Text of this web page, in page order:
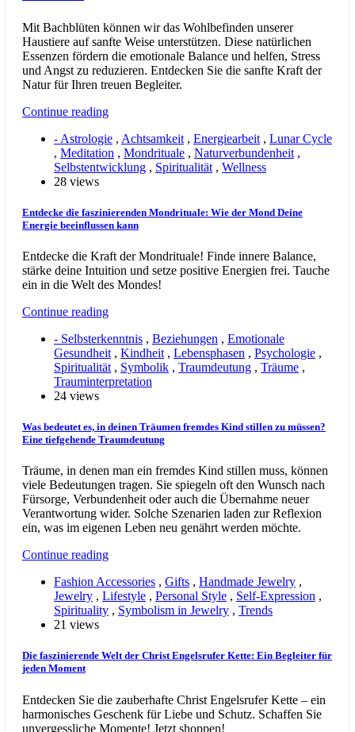
Mit Bachblüten können wir das Wohlbefinden unserer
Haustiere auf sanfte Weise unterstützen. Diese natürlichen
Essenzen fördern die emotionale Balance und helfen, Stress
und Angst zu reduzieren. Entdecken Sie die sanfte Kraft der
Natur für Ihren treuen Begleiter.
Continue reading
- Astrologie , Achtsamkeit , Energiearbeit , Lunar Cycle
, Meditation , Mondrituale , Naturverbundenheit ,
Selbstentwicklung , Spiritualität , Wellness
28 views
Entdecke die faszinierenden Mondrituale: Wie der Mond Deine
Energie beeinflussen kann
Entdecke die Kraft der Mondrituale! Finde innere Balance,
stärke deine Intuition und setze positive Energien frei. Tauche
ein in die Welt des Mondes!
Continue reading
- Selbsterkenntnis , Beziehungen , Emotionale
Gesundheit , Kindheit , Lebensphasen , Psychologie ,
Spiritualität , Symbolik , Traumdeutung , Träume ,
Trauminterpretation
24 views
Was bedeutet es, in deinen Träumen fremdes Kind stillen zu müssen?
Eine tiefgehende Traumdeutung
Träume, in denen man ein fremdes Kind stillen muss, können
viele Bedeutungen tragen. Sie spiegeln oft den Wunsch nach
Fürsorge, Verbundenheit oder auch die Übernahme neuer
Verantwortung wider. Solche Szenarien laden zur Reflexion
ein, was im eigenen Leben neu genährt werden möchte.
Continue reading
Fashion Accessories , Gifts , Handmade Jewelry ,
Jewelry , Lifestyle , Personal Style , Self-Expression ,
Spirituality , Symbolism in Jewelry , Trends
21 views
Die faszinierende Welt der Christ Engelsrufer Kette: Ein Begleiter für
jeden Moment
Entdecken Sie die zauberhafte Christ Engelsrufer Kette – ein
harmonisches Geschenk für Liebe und Schutz. Schaffen Sie
unvergessliche Momente! Jetzt shoppen!